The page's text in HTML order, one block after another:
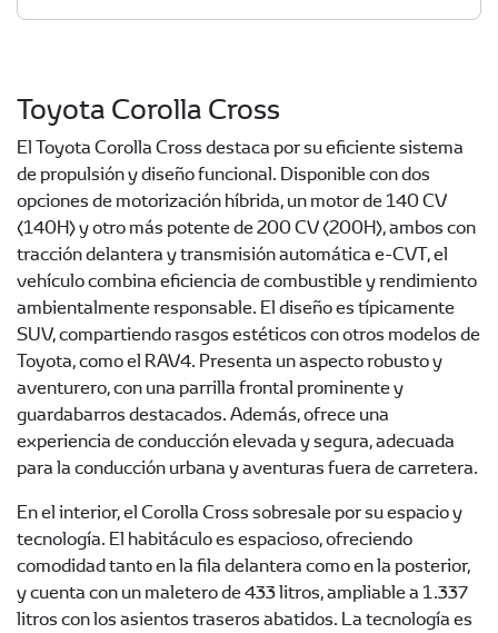
Toyota Corolla Cross
El Toyota Corolla Cross destaca por su eficiente sistema
de propulsión y diseño funcional. Disponible con dos
opciones de motorización híbrida, un motor de 140 CV
(140H) y otro más potente de 200 CV (200H), ambos con
tracción delantera y transmisión automática e-CVT, el
vehículo combina eficiencia de combustible y rendimiento
ambientalmente responsable. El diseño es típicamente
SUV, compartiendo rasgos estéticos con otros modelos de
Toyota, como el RAV4. Presenta un aspecto robusto y
aventurero, con una parrilla frontal prominente y
guardabarros destacados. Además, ofrece una
experiencia de conducción elevada y segura, adecuada
para la conducción urbana y aventuras fuera de carretera.
En el interior, el Corolla Cross sobresale por su espacio y
tecnología. El habitáculo es espacioso, ofreciendo
comodidad tanto en la fila delantera como en la posterior,
y cuenta con un maletero de 433 litros, ampliable a 1.337
litros con los asientos traseros abatidos. La tecnología es